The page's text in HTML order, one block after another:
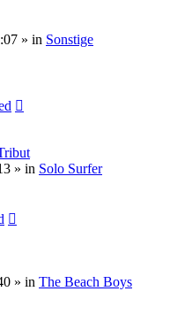
» in Sonstige
» in Solo Surfer
» in The Beach Boys